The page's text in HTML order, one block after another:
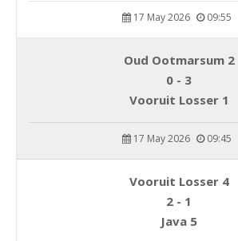
17 May 2026 09:55
Oud Ootmarsum 2
0 - 3
Vooruit Losser 1
17 May 2026 09:45
Vooruit Losser 4
2 - 1
Java 5